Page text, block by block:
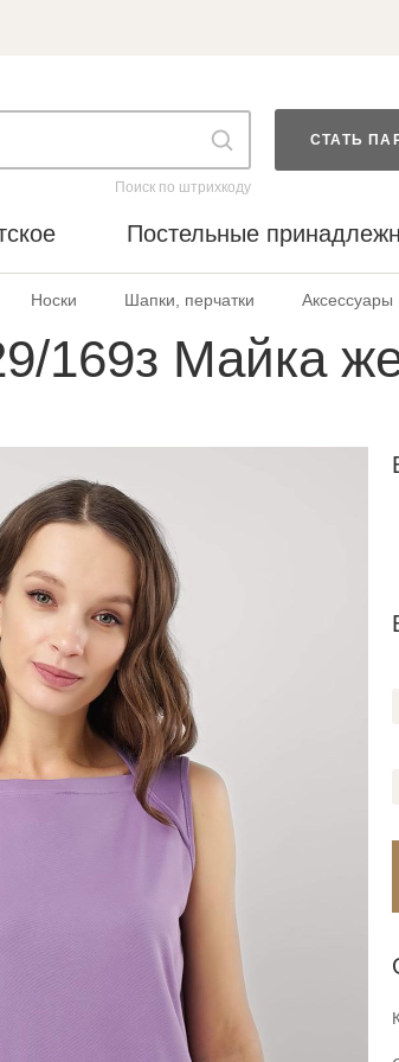
Поиск по штрихкоду
СТАТЬ
Постельные
Носки Шапки, перчатки Аксессуары
169з Майка